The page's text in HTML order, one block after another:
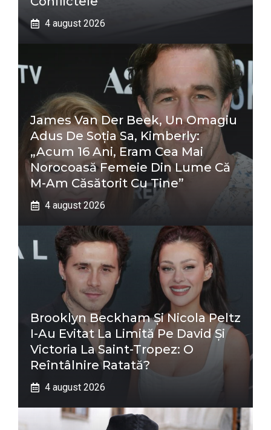
4 august 2026
James Van Der Beek, Un Omagiu
Adus De Soția Sa, Kimberly:
„Acum 16 Ani, Eram Cea Mai
Norocoasă Femeie Din Lume Că
M-Am Căsătorit Cu Tine”
4 august 2026
Brooklyn Beckham Și Nicola Peltz
I-Au Evitat La Limită Pe David Și
Victoria La Saint-Tropez: O
Reîntâlnire Ratată?
4 august 2026